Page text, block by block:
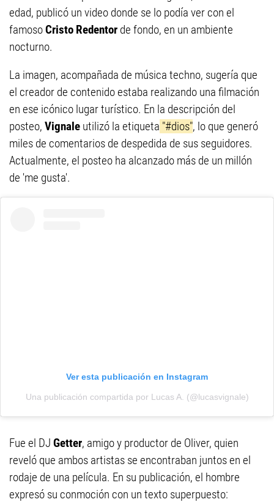
edad, publicó un video donde se lo podía ver con el
famosoCristo Redentor de fondo, en un ambiente
nocturno.
La imagen, acompañada de música techno, sugería que
el creador de contenido estaba realizando una filmación
en ese icónico lugar turístico. En la descripción del
posteo, Vignale utilizó la etiqueta "#dios", lo que generó
miles de comentarios de despedida de sus seguidores.
Actualmente, el posteo ha alcanzado más de un millón
de 'me gusta'.
Ver esta publicación en Instagram
Una publicación compartida por Lucas A. (@lucasvignale)
Fue el DJ Getter, amigo y productor de Oliver, quien
reveló que ambos artistas se encontraban juntos en el
rodaje de una película. En su publicación, el hombre
expresó su conmoción con un texto superpuesto: